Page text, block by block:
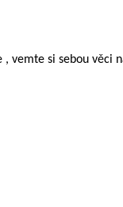
vemte si sebou